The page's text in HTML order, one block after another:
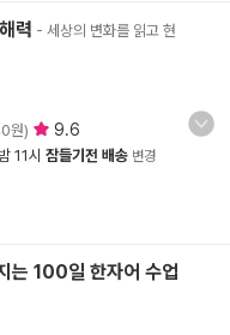
력 - 세상의 변화를 읽고 현
원) 9.6
11시 잠들기전 배송 변경
는 100일 한자어 수업